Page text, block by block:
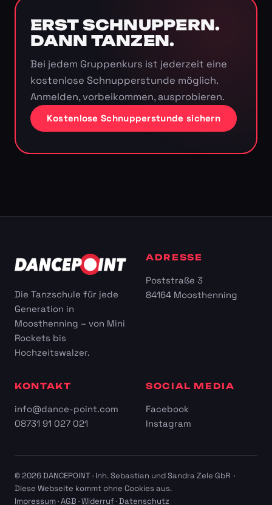
ERST SCHNUPPERN.
DANN TANZEN.
Bei jedem Gruppenkurs ist jederzeit eine
kostenlose Schnupperstunde möglich.
Anmelden, vorbeikommen, ausprobieren.
Kostenlose Schnupperstunde sichern
Die Tanzschule für jede
Generation in
Moosthenning – von Mini
Rockets bis
Hochzeitswalzer.
ADRESSE
Poststraße 3
84164 Moosthenning
KONTAKT
info@dance-point.com
08731 91 027 021
SOCIAL MEDIA
Facebook
Instagram
© 2026 DANCEPOINT · Inh. Sebastian und Sandra Zele GbR ·
Diese Webseite kommt ohne Cookies aus.
Impressum·AGB ·Widerruf·Datenschutz